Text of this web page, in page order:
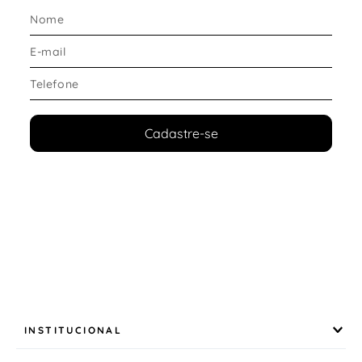
Pensado para oferecer bem-estar durante toda a
rotina:
Estrutura interna confortável
O modelo atende quem busca um
masculino leve e confortável, adequado para longas
informal
Cadastre-se
INSTITUCIONAL